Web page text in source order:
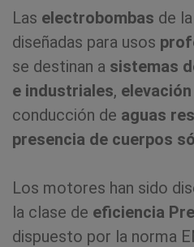
Las electrobombas de la
diseñadas para usos
se destinan a sistemas
e industriales,
conducción de aguas
presencia de cuerpos
Los motores han sido
la clase de eficiencia
dispuesto por la norma